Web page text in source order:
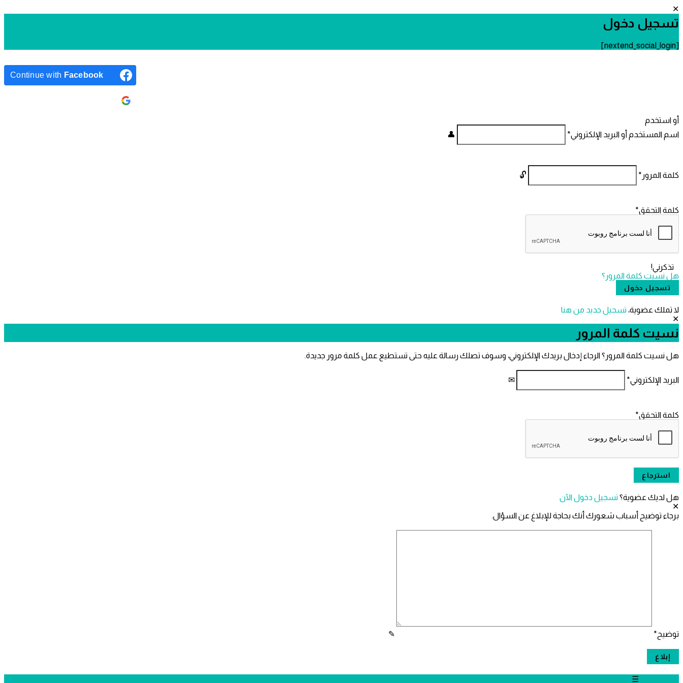
تسجيل دخول
[nextend_social_login]
Continue with Facebook
أو استخدم
اسم المستخدم أو البريد الإلكتروني*
كلمة المرور *
كلمة التحقق*
تذكرني!
هل نسيت كلمة المرور؟
لا تملك عضوية، ‫تسجيل جديد من هنا
نسيت كلمة المرور
هل نسيت كلمة المرور؟ الرجاء إدخال بريدك الإلكتروني، وسوف تصلك رسالة عليه حتى تستطيع عمل كلمة مرور جديدة.
البريد الإلكتروني*
كلمة التحقق*
هل لديك عضوية؟ تسجيل دخول الآن
برجاء توضيح أسباب شعورك أنك بحاجة للإبلاغ عن السؤال.
توضيح*